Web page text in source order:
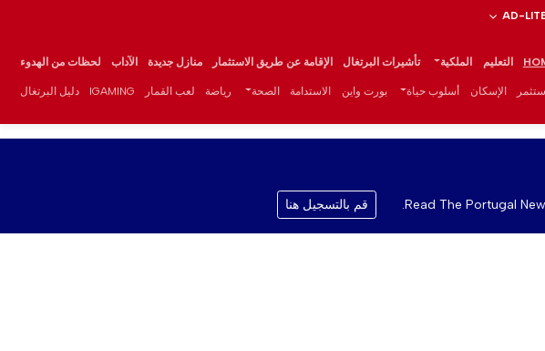
AD-
التعليم الملكية تأشيرات البرتغال الإقامة عن طريق الاستثمار منازل جديدة الآداب لحظات من الهدوء
الإسكان أسلوب حياة بورت واين الاستدامة الصحة رياضة لعب القمار IGAMING دليل البرتغال
Read The Portugal قم بالتسجيل هنا